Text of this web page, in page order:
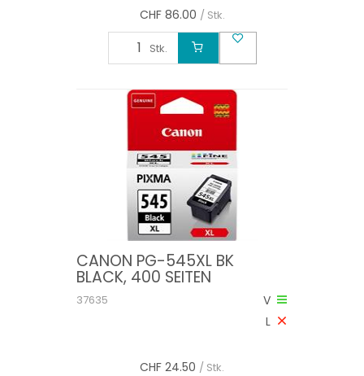
CHF 86.00 / Stk.
Stk.
CANON PG-545XL BK
BLACK, 400 SEITEN
V
L
37635
CHF 24.50 / Stk.